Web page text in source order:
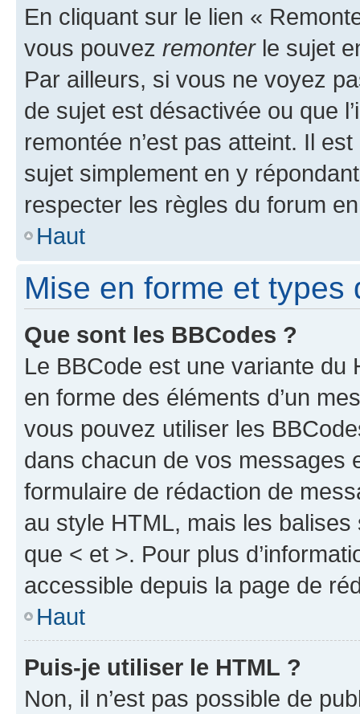
En cliquant sur le lien «
vous pouvez remonterle sujet
Par ailleurs, si vous ne voyez
de sujet est désactivée ou que
remontée n’est pas atteint. Il
sujet simplement en y
respecter les règles du forum
Haut
Mise en forme et types
Que sont les BBCodes ?
Le BBCode est une variante du
en forme des éléments d’un
vous pouvez utiliser les
dans chacun de vos messages
formulaire de rédaction de
au style HTML, mais les
que < et >. Pour plus
accessible depuis la page de
Haut
Puis-je utiliser le HTML ?
Non, il n’est pas possible de